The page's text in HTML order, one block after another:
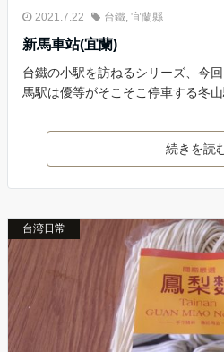
2021.7.22 台鐵, 宜蘭縣
新馬車站(宜蘭)
台鐵の小駅を訪ねるシリーズ、今
馬駅は優等がそこそこ停車する冬
続きを読
台湾日常